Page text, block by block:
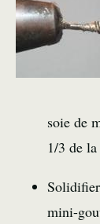
soie de
1/3 de
mini-